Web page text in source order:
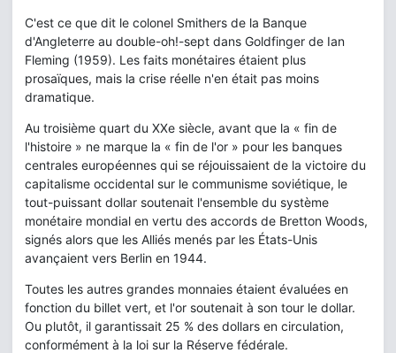
C'est ce que dit le colonel Smithers de la Banque
d'Angleterre au double-oh!-sept dans Goldfinger de Ian
Fleming (1959). Les faits monétaires étaient plus
prosaïques, mais la crise réelle n'en était pas moins
dramatique.
Au troisième quart du XXe siècle, avant que la « fin de
l'histoire » ne marque la « fin de l'or » pour les banques
centrales européennes qui se réjouissaient de la victoire du
capitalisme occidental sur le communisme soviétique, le
tout-puissant dollar soutenait l'ensemble du système
monétaire mondial en vertu des accords de Bretton Woods,
signés alors que les Alliés menés par les États-Unis
avançaient vers Berlin en 1944.
Toutes les autres grandes monnaies étaient évaluées en
fonction du billet vert, et l'or soutenait à son tour le dollar.
Ou plutôt, il garantissait 25 % des dollars en circulation,
conformément à la loi sur la Réserve fédérale.